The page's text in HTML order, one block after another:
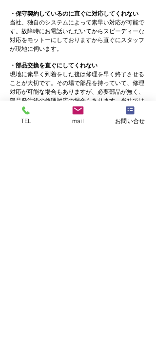
・保守契約しているのに直ぐに対応してくれない
当社、独自のシステムによって素早い対応が可能で
す。故障時にお電話いただいてからスピーディーな
対応をモットーにしておりますから直ぐにスタッフ
が現地に伺います。
・部品交換を直ぐにしてくれない
現地に素早く到着をした後は修理を早く終了させる
ことが大切です。その場で部品を持っていて、修理
対応が可能な場合もありますが、必要部品が無く、
部品発注後の修理対応の場合もあります。当社では
ある程度必要な部品をストックして置き、もしもの
ときに対応出来るように備えておきます。
TEL mail お問い合せ